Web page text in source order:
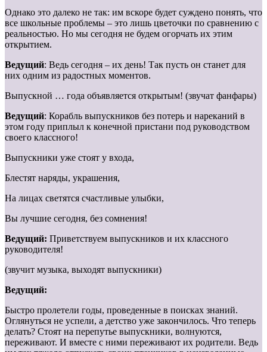
Однако это далеко не так: им вскоре будет суждено понять, что
все школьные проблемы – это лишь цветочки по сравнению с
реальностью. Но мы сегодня не будем огорчать их этим
открытием.
Ведущий: Ведь сегодня – их день! Так пусть он станет для
них одним из радостных моментов.
Выпускной … года объявляется открытым! (звучат фанфары)
Ведущий: Корабль выпускников без потерь и нареканий в
этом году приплыл к конечной пристани под руководством
своего классного!
Выпускники уже стоят у входа,
Блестят наряды, украшения,
На лицах светятся счастливые улыбки,
Вы лучшие сегодня, без сомнения!
Ведущий: Приветствуем выпускников и их классного
руководителя!
(звучит музыка, выходят выпускники)
Ведущий:
Быстро пролетели годы, проведенные в поисках знаний.
Оглянуться не успели, а детство уже закончилось. Что теперь
делать? Стоят на перепутье выпускники, волнуются,
переживают. И вместе с ними переживают их родители. Ведь